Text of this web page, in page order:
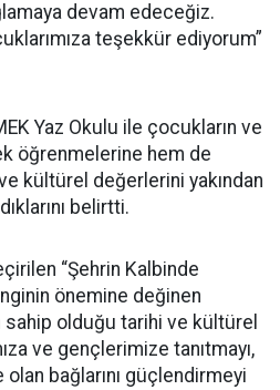
devam edeceğiz.
teşekkür ediyorum”
Yaz Okulu ile çocukların ve
öğrenmelerine hem de
kültürel değerlerini yakından
belirtti.
“Şehrin Kalbinde
önemine değinen
sahip olduğu tarihi ve kültürel
ve gençlerimize tanıtmayı,
olan bağlarını güçlendirmeyi